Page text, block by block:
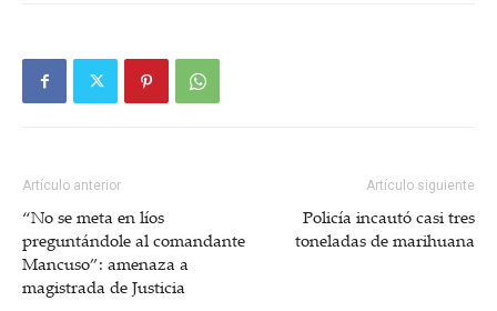
Artículo anterior
“No se meta en líos
preguntándole al comandante
Mancuso”: amenaza a
magistrada de Justicia
Artículo siguiente
Policía incautó casi tres
toneladas de marihuana